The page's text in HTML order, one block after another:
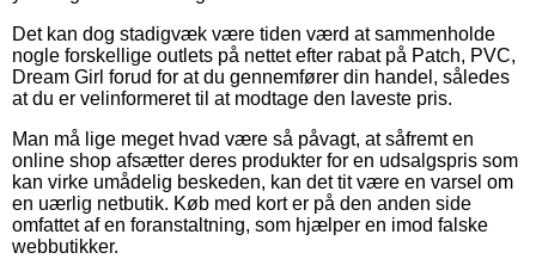
Det kan dog stadigvæk være tiden værd at sammenholde
nogle forskellige outlets på nettet efter rabat på Patch, PVC,
Dream Girl forud for at du gennemfører din handel, således
at du er velinformeret til at modtage den laveste pris.
Man må lige meget hvad være så påvagt, at såfremt en
online shop afsætter deres produkter for en udsalgspris som
kan virke umådelig beskeden, kan det tit være en varsel om
en uærlig netbutik. Køb med kort er på den anden side
omfattet af en foranstaltning, som hjælper en imod falske
webbutikker.